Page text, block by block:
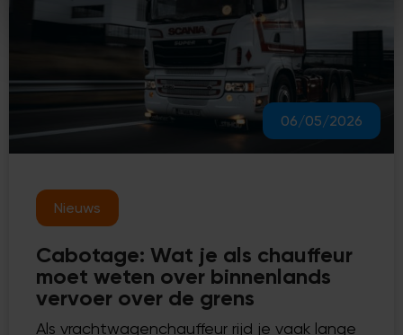
06/05/2026
Nieuws
Cabotage: Wat je als chauffeur
moet weten over binnenlands
vervoer over de grens
Als vrachtwagenchauffeur rijd je vaak lange